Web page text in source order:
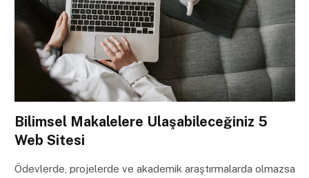
Bilimsel Makalelere Ulaşabileceğiniz 5
Web Sitesi
Ödevlerde, projelerde ve akademik araştırmalarda olmazsa